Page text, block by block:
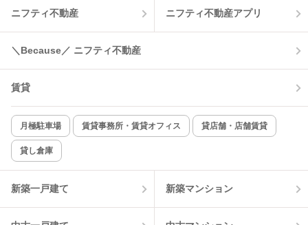
ニフティ不動産 ニフティ不動産アプリ
＼Because／ ニフティ不動産
賃貸
月極駐車場 賃貸事務所・賃貸オフィス 貸店舗・店舗賃貸
貸し倉庫
新築一戸建て 新築マンション